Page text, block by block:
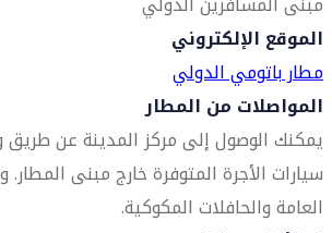
الموقع الإلكتروني
مطار باتومي الدولي
المواصلات من المطار
يمكنك الوصول إلى مركز المدينة عن طريق
سيارات الأجرة المتوفرة خارج مبنى المطار.
العامة والحافلات المكوكية.